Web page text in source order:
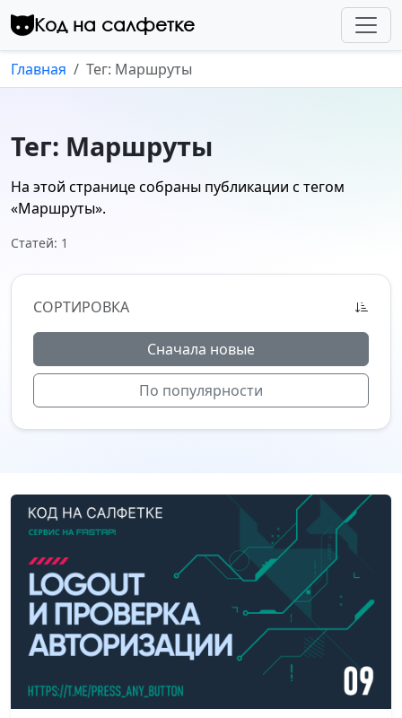
Перейти к контенту
Код на салфетке
Главная Тег: Маршруты
Тег: Маршруты
На этой странице собраны публикации с тегом
«Маршруты».
Статей: 1
СОРТИРОВКА
Сначала новые
По популярности